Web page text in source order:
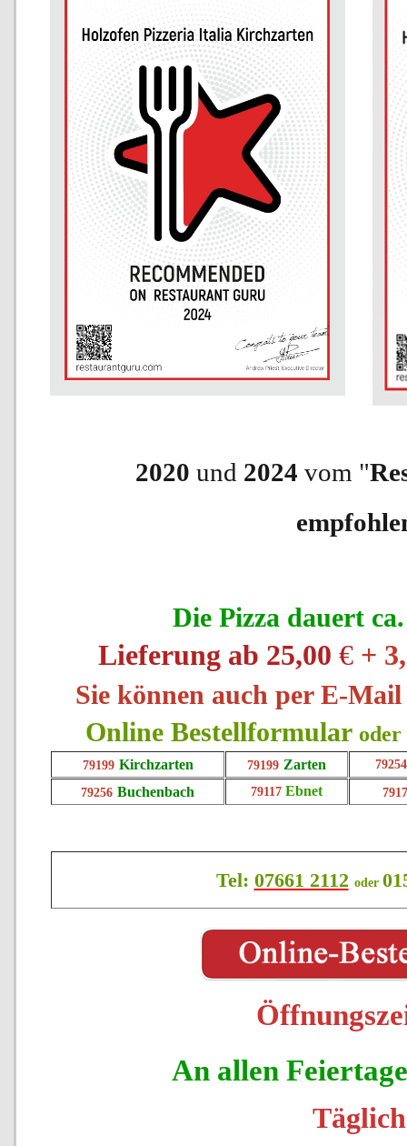
2020 und 2024 vom "
Die Pizza dauert
Lieferung ab 25,00 € +
Sie können auch per E-
Online Bestellformular oder
79199 Kirchzarten 79199 Zarten 79254
79256 Buchenbach 79117 Ebnet
Tel: 07661 2112 oder
An allen
Täglich